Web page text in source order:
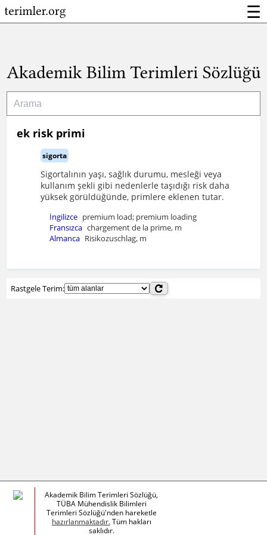
☰
ek risk primi
sigorta
Sigortalının yaşı, sağlık durumu, mesleği veya
kullanım şekli gibi nedenlerle taşıdığı risk daha
yüksek görüldüğünde, primlere eklenen tutar.
İngilizce premium load; premium loading
Fransızca chargement de la prime, m
Almanca Risikozuschlag, m
Rastgele Terim:
Akademik Bilim Terimleri Sözlüğü,
TÜBA Mühendislik Bilimleri
Terimleri Sözlüğü'nden hareketle
hazırlanmaktadır.Tüm hakları
saklıdır.